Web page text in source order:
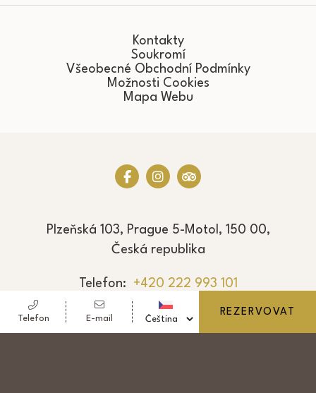
Telefon E-mail
REZERVOVAT
Kontakty
Soukromí
Všeobecné Obchodní Podmínky
Možnosti Cookies
Mapa Webu
Plzeňská 103, Prague 5-Motol, 150 00,
Česká republika
Telefon +420 222 993 101
Fax +420 222 993 103